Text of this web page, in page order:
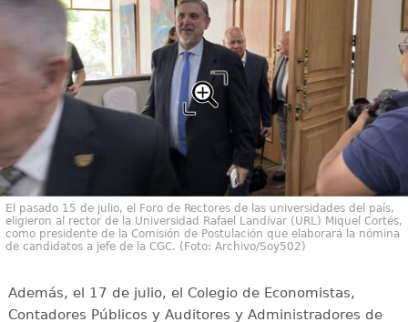
El pasado 15 de julio, el Foro de Rectores de las universidades del país,
eligieron al rector de la Universidad Rafael Landívar (URL) Miquel Cortés,
como presidente de la Comisión de Postulación que elaborará la nómina
de candidatos a jefe de la CGC. (Foto: Archivo/Soy502)
Además, el 17 de julio, el Colegio de Economistas,
Contadores Públicos y Auditores y Administradores de